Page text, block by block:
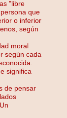
"libre
que
o inferior
según
moral
según cada
significa
de pensar